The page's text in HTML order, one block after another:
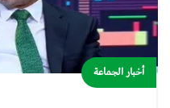
أخبار الجماعة